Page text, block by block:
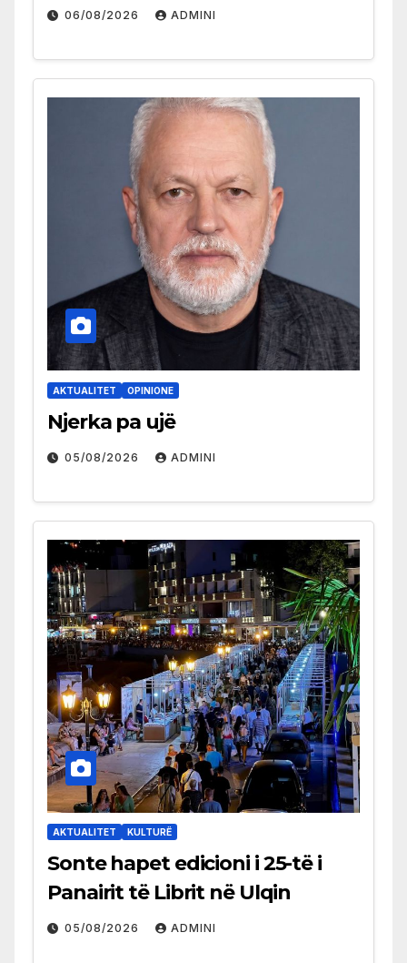
06/08/2026 ADMINI
AKTUALITET OPINIONE
Njerka pa ujë
05/08/2026 ADMINI
AKTUALITET KULTURË
Sonte hapet edicioni i 25-të i
Panairit të Librit në Ulqin
05/08/2026 ADMINI